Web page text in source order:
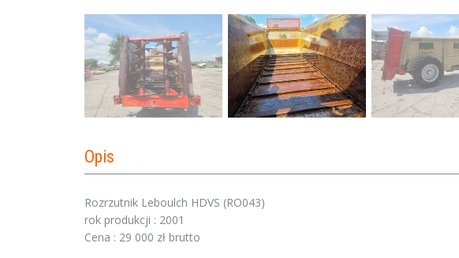
Opis
Rozrzutnik Leboulch HDVS (RO043)
rok produkcji : 2001
Cena : 29 000 zł brutto